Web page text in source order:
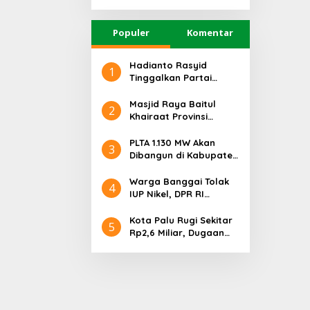
Populer Komentar
1
Hadianto Rasyid
Tinggalkan Partai
Tahun Mengabdi
2
Masjid Raya Baitul
Khairaat Provinsi
Rekor MURI, Ini
Keunikan Arsitekturnya
3
PLTA 1.130 MW Akan
Dibangun di Kabupaten
Evergreen Industri
Audiensi dengan
4
Warga Banggai Tolak
IUP Nikel, DPR RI
5
Kota Palu Rugi Sekitar
Rp2,6 Miliar, Dugaan